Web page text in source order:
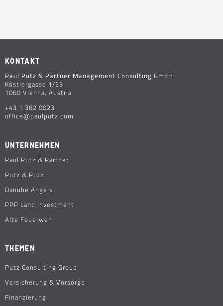
KONTAKT
Paul Putz & Partner Management Consulting GmbH
Köstlergasse 1/23
1060 Vienna, Austria
+43 1 382 0023
office@paulputz.com
UNTERNEHMEN
Paul Putz & Partner
Putz & Putz
Danube Angels
PPP Land Investment
Alte Feuerwehr
THEMEN
Putz Consulting Group
Versicherung & Vorsorge
Finanzierung